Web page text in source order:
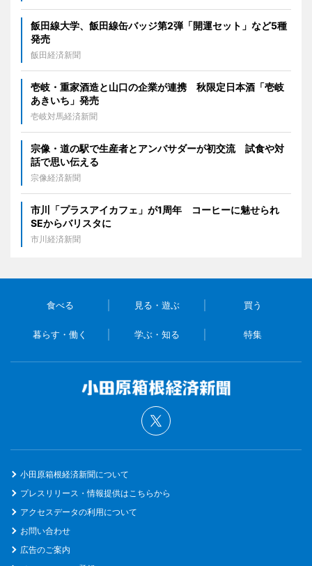
飯田線大学、飯田線缶バッジ第2弾「開運セット」など5種
発売
飯田経済新聞
壱岐・重家酒造と山口の企業が連携 秋限定日本酒「壱岐
あきいち」発売
壱岐対馬経済新聞
宗像・道の駅で生産者とアンバサダーが初交流 試食や対
話で思い伝える
宗像経済新聞
市川「プラスアイカフェ」が1周年 コーヒーに魅せられ
SEからバリスタに
市川経済新聞
食べる 見る・遊ぶ 買う
暮らす・働く 学ぶ・知る 特集
小田原箱根経済新聞について
プレスリリース・情報提供はこちらから
アクセスデータの利用について
お問い合わせ
広告のご案内